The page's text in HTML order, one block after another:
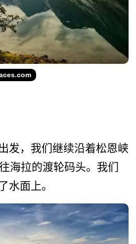
发，我们继­续沿着松恩峡
海拉的渡轮码头。我­们
水面上。